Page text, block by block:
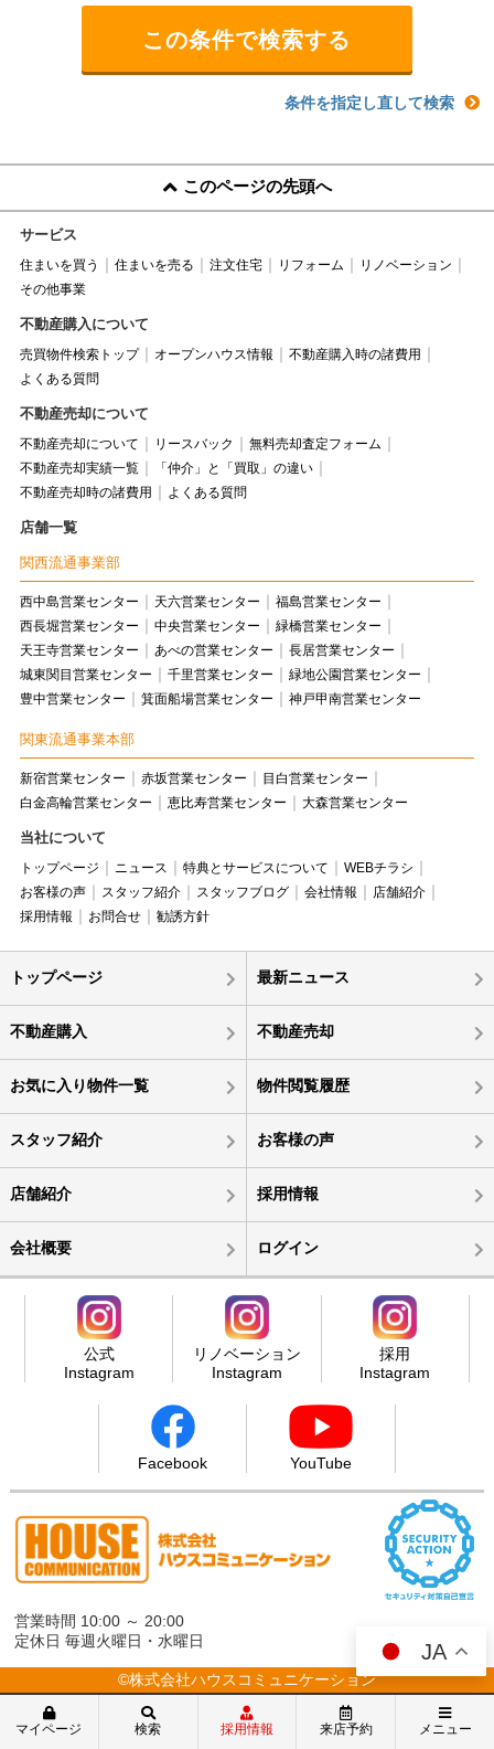
条件を指定し直して検索
このページの先頭へ
サービス
住まいを買う 住まいを売る 注文住宅 リフォーム
リノベーション
その他事業
不動産購入について
売買物件検索トップ オープンハウス情報
不動産購入時の諸費用
よくある質問
不動産売却について
不動産売却について リースバック
無料売却査定フォーム
不動産売却実績一覧
「仲介」と「買取」の違い
不動産売却時の諸費用
よくある質問
店舗一覧
関西流通事業部
西中島営業センター 天六営業センター
福島営業センター
西長堀営業センター
中央営業センター
緑橋営業センター
天王寺営業センター
あべの営業センター
長居営業センター
城東関目営業センター
千里営業センター
緑地公園営業センター
豊中営業センター
箕面船場営業センター 神戸甲南営業センター
関東流通事業本部
新宿営業センター 赤坂営業センター
目白営業センター
白金高輪営業センター
恵比寿営業センター 大森営業センター
当社について
トップページ ニュース 特典とサービスについて
WEBチラシ
お客様の声
スタッフ紹介 スタッフブログ 会社情報
店舗紹介
採用情報
お問合せ 勧誘方針
トップページ 最新ニュース
不動産購入 不動産売却
お気に入り物件一覧 物件閲覧履歴
スタッフ紹介 お客様の声
店舗紹介 採用情報
会社概要 ログイン
公式
Instagram
リノベーション
Instagram
採用
Instagram
Facebook YouTube
営業時間 10:00 ～ 20:00
定休日 毎週火曜日・水曜日
©株式会社ハウスコミュニケーション
マイページ 検索 採用情報 来店予約 メニュー
JA